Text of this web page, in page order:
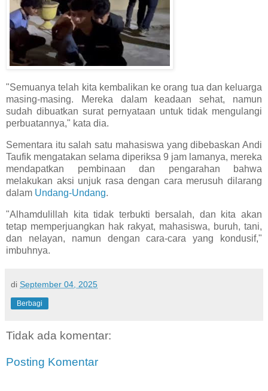
"Semuanya telah kita kembalikan ke orang tua dan keluarga
masing-masing. Mereka dalam keadaan sehat, namun
sudah dibuatkan surat pernyataan untuk tidak mengulangi
perbuatannya," kata dia.
Sementara itu salah satu mahasiswa yang dibebaskan Andi
Taufik mengatakan selama diperiksa 9 jam lamanya, mereka
mendapatkan pembinaan dan pengarahan bahwa
melakukan aksi unjuk rasa dengan cara merusuh dilarang
dalam Undang-Undang.
"Alhamdulillah kita tidak terbukti bersalah, dan kita akan
tetap memperjuangkan hak rakyat, mahasiswa, buruh, tani,
dan nelayan, namun dengan cara-cara yang kondusif,"
imbuhnya.
di September 04, 2025
Berbagi
Tidak ada komentar:
Posting Komentar